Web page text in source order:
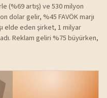
(%69 artış) ve 530 milyon
dolar gelir, %45 FAVÖK marjı
elde eden şirket, 1 milyar
Reklam geliri %75 büyürken,